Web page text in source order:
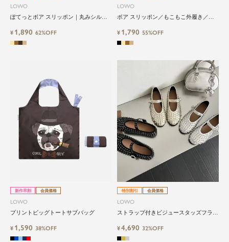
LOWO
ぽてっとボア スリッポン｜丸みシルエ
¥ 1,890 62%OFF
LOWO
ボア スリッポン／もこもこ外履き／軽
¥ 1,790 55%OFF
新作早割 会員価格
LOWO
プリントビッグトートサブバッグ
¥ 1,590 38%OFF
特別割引 会員価格
LOWO
ストラップ付きビジュースタッズフラッ
¥4,690 32%OFF